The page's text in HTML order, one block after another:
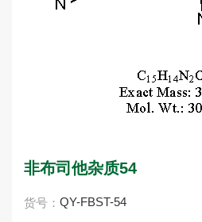
非布司他杂质54
货号： QY-FBST-54